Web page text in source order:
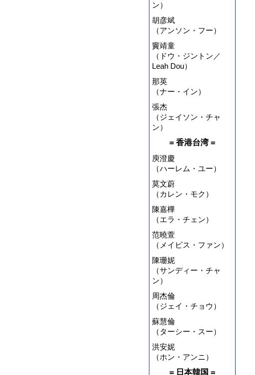
ン）
胡彦斌
（アンソン・フー）
竇靖童
（ドウ・ジントン／
Leah Dou）
那英
（ナー・イン）
張杰
（ジェイソン・チャ
ン）
= 香港台湾 =
庾澄慶
（ハーレム・ユー）
莫文蔚
（カレン・モク）
陳嘉樺
（エラ・チェン）
范曉萱
（メイビス・ファン）
陳珊妮
（サンディー・チャ
ン）
周杰倫
（ジェイ・チョウ）
蘇慧倫
（ターシー・スー）
洪安妮
（ホン・アンニ）
= 日本韓国 =